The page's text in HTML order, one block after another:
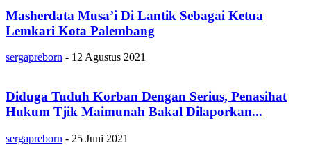
Masherdata Musa’i Di Lantik Sebagai Ketua
Lemkari Kota Palembang
sergapreborn - 12 Agustus 2021
Diduga Tuduh Korban Dengan Serius, Penasihat
Hukum Tjik Maimunah Bakal Dilaporkan...
sergapreborn - 25 Juni 2021